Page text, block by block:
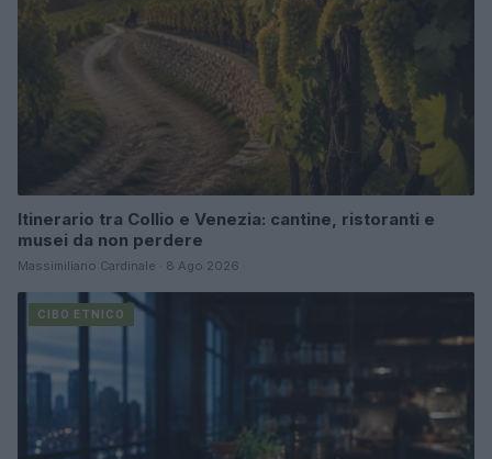
Itinerario tra Collio e Venezia: cantine, ristoranti e
musei da non perdere
Massimiliano Cardinale · 8 Ago 2026
CIBO ETNICO